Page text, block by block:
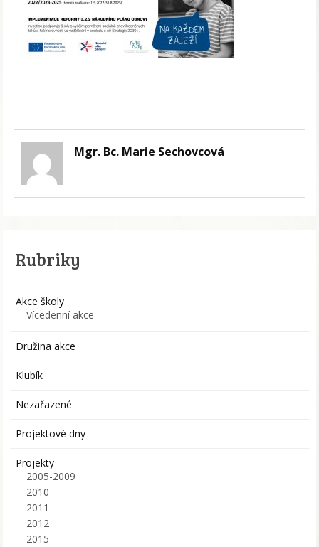
Mgr. Bc. Marie Sechovcová
Rubriky
Akce školy
Vícedenní akce
Družina akce
Klubík
Nezařazené
Projektové dny
Projekty
2005-2009
2010
2011
2012
2015